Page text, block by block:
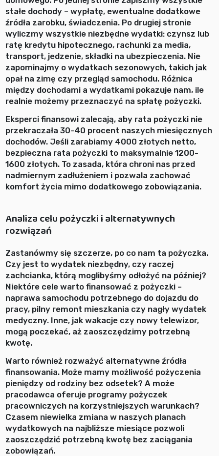
stałe dochody – wypłatę, ewentualne dodatkowe
źródła zarobku, świadczenia. Po drugiej stronie
wyliczmy wszystkie niezbędne wydatki: czynsz lub
ratę kredytu hipotecznego, rachunki za media,
transport, jedzenie, składki na ubezpieczenia. Nie
zapominajmy o wydatkach sezonowych, takich jak
opał na zimę czy przegląd samochodu. Różnica
między dochodami a wydatkami pokazuje nam, ile
realnie możemy przeznaczyć na spłatę pożyczki.
Eksperci finansowi zalecają, aby rata pożyczki nie
przekraczała 30-40 procent naszych miesięcznych
dochodów. Jeśli zarabiamy 4000 złotych netto,
bezpieczna rata pożyczki to maksymalnie 1200-
1600 złotych. To zasada, która chroni nas przed
nadmiernym zadłużeniem i pozwala zachować
komfort życia mimo dodatkowego zobowiązania.
Analiza celu pożyczki i alternatywnych
rozwiązań
Zastanówmy się szczerze, po co nam ta pożyczka.
Czy jest to wydatek niezbędny, czy raczej
zachcianka, którą moglibyśmy odłożyć na później?
Niektóre cele warto finansować z pożyczki –
naprawa samochodu potrzebnego do dojazdu do
pracy, pilny remont mieszkania czy nagły wydatek
medyczny. Inne, jak wakacje czy nowy telewizor,
mogą poczekać, aż zaoszczędzimy potrzebną
kwotę.
Warto również rozważyć alternatywne źródła
finansowania. Może mamy możliwość pożyczenia
pieniędzy od rodziny bez odsetek? A może
pracodawca oferuje programy pożyczek
pracowniczych na korzystniejszych warunkach?
Czasem niewielka zmiana w naszych planach
wydatkowych na najbliższe miesiące pozwoli
zaoszczędzić potrzebną kwotę bez zaciągania
zobowiązań.